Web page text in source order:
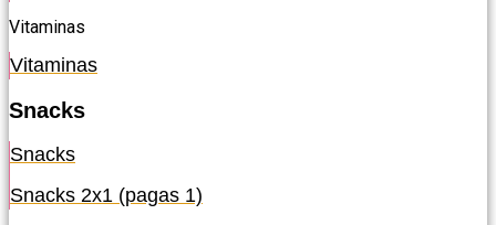
Vitaminas
Vitaminas
Snacks
Snacks
Snacks 2x1 (pagas 1)